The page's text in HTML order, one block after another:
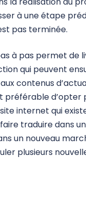
à une étape
pas terminée.
à pas permet de
qui peuvent
contenus
préférable
internet qui
traduire dans
un nouveau
plusieurs